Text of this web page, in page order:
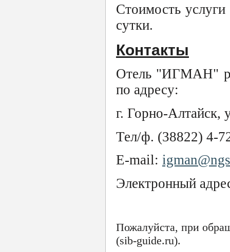
Стоимость
сутки.
Контакты
Отель "ИГМАН"
по адресу:
г. Горно-Алтайск,
Тел/ф. (38822) 4-
E-mail:
Электронный
Пожалуйста, при
(sib-guide.ru).